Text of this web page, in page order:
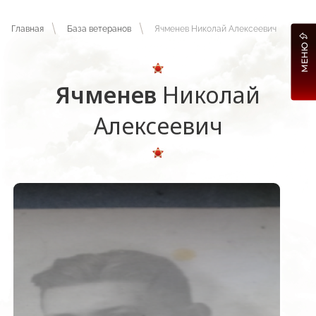
Главная База ветеранов Ячменев Николай Алексеевич
Ячменев Николай
Алексеевич
МЕНЮ